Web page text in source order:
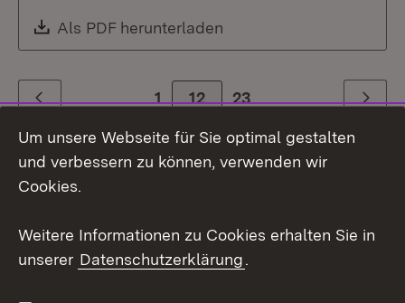
Download:
Als PDF herunterladen
Zurück 1 Zur Seite
12 23 Weiter
Themenübersicht
Um unsere Webseite für Sie optimal gestalten
und verbessern zu können, verwenden wir
Cookies.
Weitere Informationen zu Cookies erhalten Sie in
unserer Datenschutzerklärung.